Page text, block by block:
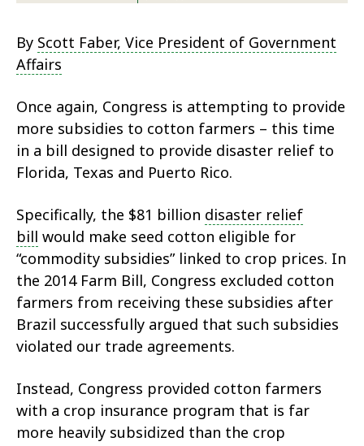
Πως θα μας βρείτε
ΑΚΟΛΟΥΘΗΣΤΕ ΜΑΣ
Πως θα μας βρείτε
ΑΚΟΛΟΥΘΗΣΤΕ ΜΑΣ
Πως θα μας βρείτε
ΑΚΟΛΟΥΘΗΣΤΕ ΜΑΣ
Πως θα μας βρείτε
ΑΚΟΛΟΥΘΗΣΤΕ ΜΑΣ
Πως θα μας βρείτε
ΑΚΟΛΟΥΘΗΣΤΕ ΜΑΣ
Πως θα μας βρείτε
ΑΚΟΛΟΥΘΗΣΤΕ ΜΑΣ
By Scott Faber, Vice President of Government
Affairs
Once again, Congress is attempting to provide
more subsidies to cotton farmers – this time
in a bill designed to provide disaster relief to
Florida, Texas and Puerto Rico.
Specifically, the $81 billion disaster relief
bill would make seed cotton eligible for
“commodity subsidies” linked to crop prices. In
the 2014 Farm Bill, Congress excluded cotton
farmers from receiving these subsidies after
Brazil successfully argued that such subsidies
violated our trade agreements.
Instead, Congress provided cotton farmers
with a crop insurance program that is far
more heavily subsidized than the crop